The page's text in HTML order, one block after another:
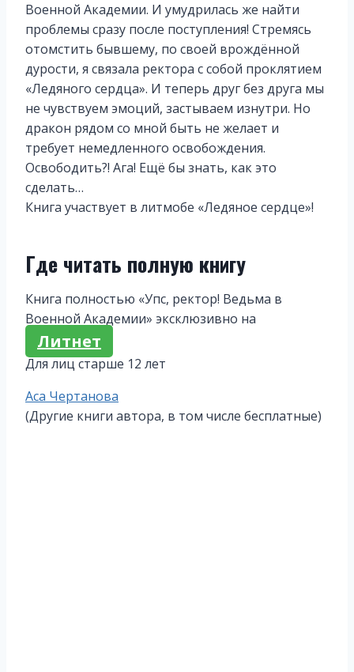
Военной Академии. И умудрилась же найти
проблемы сразу после поступления! Стремясь
отомстить бывшему, по своей врождённой
дурости, я связала ректора с собой проклятием
«Ледяного сердца». И теперь друг без друга мы
не чувствуем эмоций, застываем изнутри. Но
дракон рядом со мной быть не желает и
требует немедленного освобождения.
Освободить?! Ага! Ещё бы знать, как это
сделать…
Книга участвует в литмобе «Ледяное сердце»!
Где читать полную книгу
Книга полностью «Упс, ректор! Ведьма в
Военной Академии» эксклюзивно на
Литнет
Для лиц старше 12 лет
Метки
записи:
Аса Чертанова
(Другие книги автора, в том числе бесплатные)